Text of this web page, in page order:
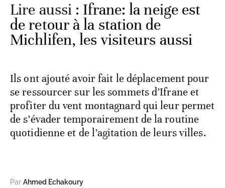
Lire aussi : Ifrane: la neige est
de retour à la station de
Michlifen, les visiteurs aussi
Ils ont ajouté avoir fait le déplacement pour
se ressourcer sur les sommets d’Ifrane et
profiter du vent montagnard qui leur permet
de s’évader temporairement de la routine
quotidienne et de l’agitation de leurs villes.
Par Ahmed Echakoury